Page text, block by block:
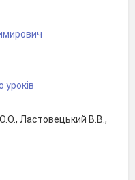
уроків
Ластовецький В.В.,